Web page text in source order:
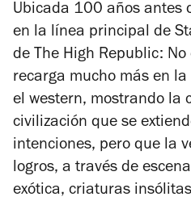
Ubicada 100 años antes
en la línea principal de
de The High Republic:
recarga mucho más en
el western, mostrando la
civilización que se
intenciones, pero que la
logros, a través de
exótica, criaturas